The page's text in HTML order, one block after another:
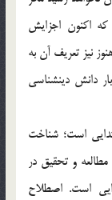
اكنون اجزايش
نيز تعريف آن به
دانش دين‏شناسى
است؛ شناخت
و تحقيق در
است. اصطلاح